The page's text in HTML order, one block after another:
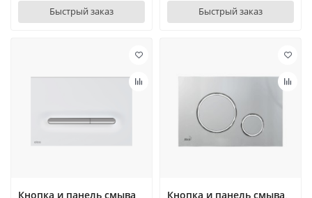
Быстрый заказ Быстрый заказ
Кнопка и панель смыва
Кнопка и панель смыва,